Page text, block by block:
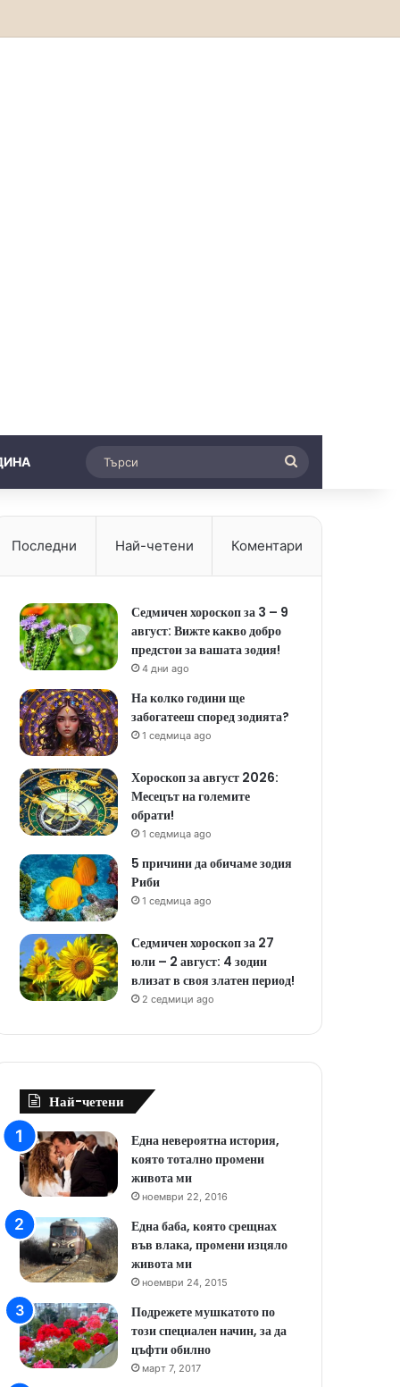
Последни Най-четени Коментари
Седмичен хороскоп за 3 – 9
август: Вижте какво добро
предстои за вашата зодия!
4 дни ago
На колко години ще
забогатееш според зодията?
1 седмица ago
Хороскоп за август 2026:
Месецът на големите
обрати!
1 седмица ago
5 причини да обичаме зодия
Риби
1 седмица ago
Седмичен хороскоп за 27
юли – 2 август: 4 зодии
влизат в своя златен период!
2 седмици ago
Най-четени
Една невероятна история,
която тотално промени
живота ми
ноември 22, 2016
Една баба, която срещнах
във влака, промени изцяло
живота ми
ноември 24, 2015
Подрежете мушкатото по
този специален начин, за да
цъфти обилно
март 7, 2017